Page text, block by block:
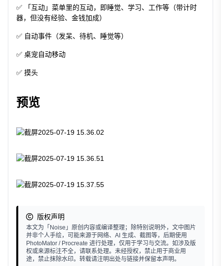
✅ 「互动」菜单里的互动，即睡觉、学习、工作等（带计时
器，但没有经验、金钱加成）
✅ 自动事件（发呆、待机、睡觉等）
✅ 桌宠自动移动
✅ 摸头
预览
版权声明
本文为「Noise」原创内容或编译整理；除特别说明外，文中图片
并非个人手绘，可能来源于网络、AI 生成、截图等，后期使用
PhotoMator / Procreate 进行处理，仅用于学习与交流。如涉及版
权或来源标注不全，请联系处理。未经授权，禁止用于商业用
途，禁止抹除水印。转载请注明出处与链接并保留本声明。